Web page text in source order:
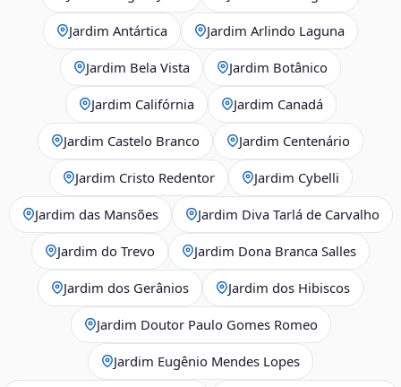
Jardim Antártica Jardim Arlindo Laguna
Jardim Bela Vista Jardim Botânico
Jardim Califórnia Jardim Canadá
Jardim Castelo Branco Jardim Centenário
Jardim Cristo Redentor Jardim Cybelli
Jardim das Mansões Jardim Diva Tarlá de Carvalho
Jardim do Trevo Jardim Dona Branca Salles
Jardim dos Gerânios Jardim dos Hibiscos
Jardim Doutor Paulo Gomes Romeo
Jardim Eugênio Mendes Lopes